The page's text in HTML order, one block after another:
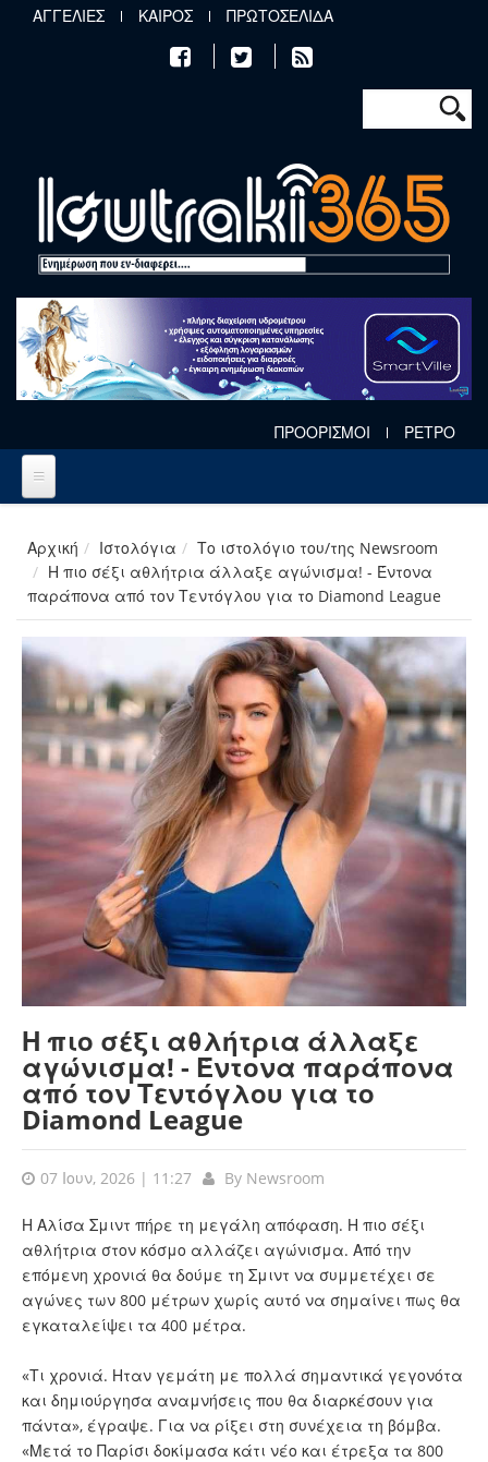
Παράκαμψη προς το κυρίως περιεχόμενο
ΑΓΓΕΛΙΕΣ ΚΑΙΡΟΣ ΠΡΩΤΟΣΕΛΙΔΑ
Φόρμα
Αναζήτηση
ΠΡΟΟΡΙΣΜΟΙ ΡΕΤΡΟ
Αρχική Ιστολόγια
Το ιστολόγιο του/της Newsroom
Η πιο σέξι αθλήτρια άλλαξε αγώνισμα! - Έντονα
παράπονα από τον Τεντόγλου για το Diamond League
Η πιο σέξι αθλήτρια άλλαξε
αγώνισμα! - Έντονα παράπονα
από τον Τεντόγλου για το
Diamond League
07 Ιουν, 2026 | 11:27 By Newsroom
Η Αλίσα Σμιντ πήρε τη μεγάλη απόφαση. Η πιο σέξι
αθλήτρια στον κόσμο αλλάζει αγώνισμα. Από την
επόμενη χρονιά θα δούμε τη Σμιντ να συμμετέχει σε
αγώνες των 800 μέτρων χωρίς αυτό να σημαίνει πως θα
εγκαταλείψει τα 400 μέτρα.
«Τι χρονιά. Ηταν γεμάτη με πολλά σημαντικά γεγονότα
και δημιούργησα αναμνήσεις που θα διαρκέσουν για
πάντα», έγραψε. Για να ρίξει στη συνέχεια τη βόμβα.
«Μετά το Παρίσι δοκίμασα κάτι νέο και έτρεξα τα 800